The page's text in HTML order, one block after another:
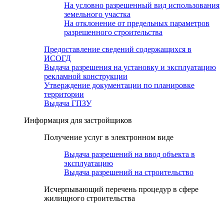
На условно разрешенный вид использования
земельного участка
На отклонение от предельных параметров
разрешенного строительства
Предоставление сведений содержащихся в
ИСОГД
Выдача разрешения на установку и эксплуатацию
рекламной конструкции
Утверждение документации по планировке
территории
Выдача ГПЗУ
Информация для застройщиков
Получение услуг в электронном виде
Выдача разрешений на ввод объекта в
эксплуатацию
Выдача разрешений на строительство
Исчерпывающий перечень процедур в сфере
жилищного строительства